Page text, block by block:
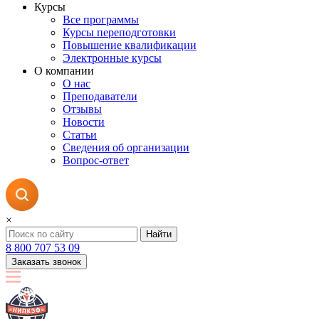
Курсы
Все программы
Курсы переподготовки
Повышение квалификации
Электронные курсы
О компании
О нас
Преподаватели
Отзывы
Новости
Статьи
Сведения об организации
Вопрос-ответ
×
Найти
8 800 707 53 09
Заказать звонок